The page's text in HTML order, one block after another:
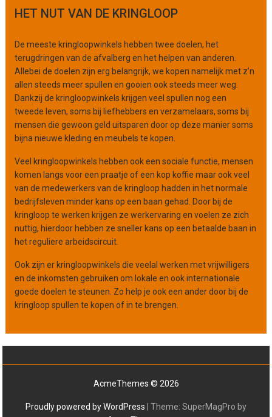
a
i
s
a
t
i
e
HET NUT VAN DE KRINGLOOP
De meeste kringloopwinkels hebben twee doelen, het
terugdringen van de afvalberg en het helpen van anderen.
Allebei de doelen zijn erg belangrijk, we kopen namelijk met z’n
allen steeds meer spullen en gooien ook steeds meer weg.
Dankzij de kringloopwinkels krijgen veel spullen nog een
tweede leven, soms bij liefhebbers en verzamelaars, soms bij
mensen die gewoon geld uitsparen door op deze manier soms
bijna nieuwe kleding en meubels te kopen.
Veel kringloopwinkels hebben ook een sociale functie, mensen
komen langs voor een praatje of een kop koffie maar ook veel
van de medewerkers van de kringloop hadden in het normale
bedrijfsleven minder kans op een baan gehad. Door bij de
kringloop te werken krijgen ze werkervaring en voelen ze zich
nuttig, hierdoor hebben ze sneller kans op een betaalde baan in
het reguliere arbeidscircuit.
Ook zijn er kringloopwinkels die veelal werken met vrijwilligers
en de inkomsten gebruiken om lokale en ook internationale
goede doelen te steunen. Zo help je ook een ander door bij de
kringloop spullen te kopen of in te brengen.
AcmeThemes © 2026
Proudly powered by WordPress
Theme: SuperMagPro by